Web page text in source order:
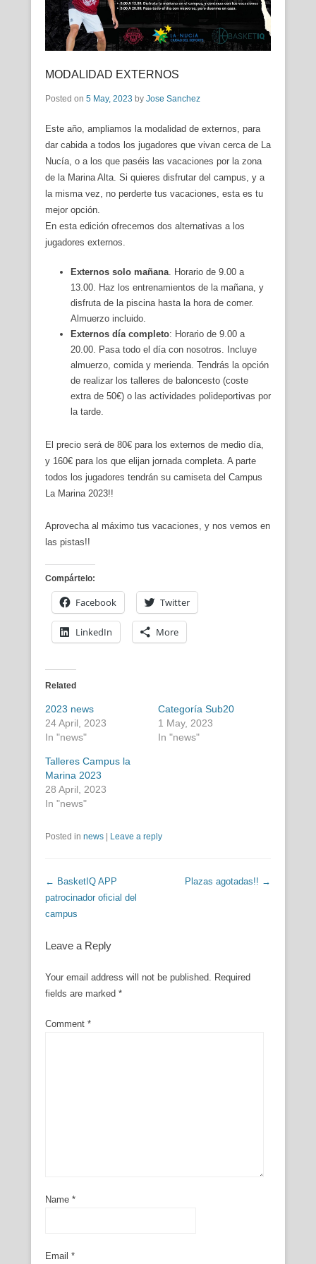
MODALIDAD EXTERNOS
Posted on 5 May, 2023 by Jose Sanchez
Este año, ampliamos la modalidad de externos, para
dar cabida a todos los jugadores que vivan cerca de La
Nucía, o a los que paséis las vacaciones por la zona
de la Marina Alta. Si quieres disfrutar del campus, y a
la misma vez, no perderte tus vacaciones, esta es tu
mejor opción.
En esta edición ofrecemos dos alternativas a los
jugadores externos.
Externos solo mañana . Horario de 9.00 a
13.00. Haz los entrenamientos de la mañana, y
disfruta de la piscina hasta la hora de comer.
Almuerzo incluido.
Externos día completo: Horario de 9.00 a
20.00. Pasa todo el día con nosotros. Incluye
almuerzo, comida y merienda. Tendrás la opción
de realizar los talleres de baloncesto (coste
extra de 50€) o las actividades polideportivas por
la tarde.
El precio será de 80€ para los externos de medio día,
y 160€ para los que elijan jornada completa. A parte
todos los jugadores tendrán su camiseta del Campus
La Marina 2023!!
Aprovecha al máximo tus vacaciones, y nos vemos en
las pistas!!
Compártelo:
Facebook Twitter
LinkedIn More
Related
2023 news
24 April, 2023
In "news"
Categoría Sub20
1 May, 2023
In "news"
Talleres Campus la
Marina 2023
28 April, 2023
In "news"
Posted in news | Leave a reply
Post navigation
← BasketIQ APP
patrocinador oficial del
campus
Plazas agotadas!! →
Leave a Reply
Your email address will not be published.
Required
fields are marked *
Comment *
Name *
Email *